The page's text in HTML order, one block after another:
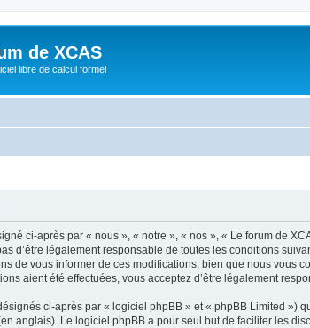
de XCAS
libre de calcul formel
ci-après par « nous », « notre », « nos », « Le forum de
d’être légalement responsable de toutes les conditions
de vous informer de ces modifications, bien que nous
aient été effectuées, vous acceptez d’être légalement
ci-après par « logiciel phpBB » et « phpBB Limited »)
anglais). Le logiciel phpBB a pour seul but de faciliter les